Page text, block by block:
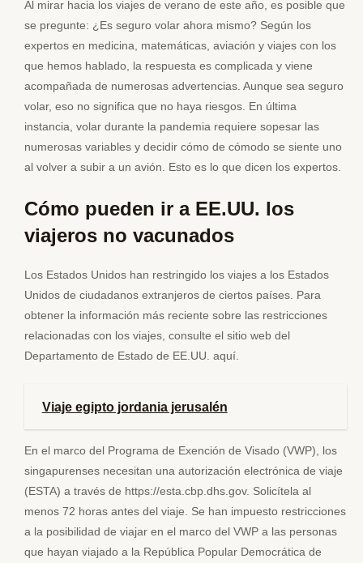
Al mirar hacia los viajes de verano de este año, es posible que
se pregunte: ¿Es seguro volar ahora mismo? Según los
expertos en medicina, matemáticas, aviación y viajes con los
que hemos hablado, la respuesta es complicada y viene
acompañada de numerosas advertencias. Aunque sea seguro
volar, eso no significa que no haya riesgos. En última
instancia, volar durante la pandemia requiere sopesar las
numerosas variables y decidir cómo de cómodo se siente uno
al volver a subir a un avión. Esto es lo que dicen los expertos.
Cómo pueden ir a EE.UU. los
viajeros no vacunados
Los Estados Unidos han restringido los viajes a los Estados
Unidos de ciudadanos extranjeros de ciertos países. Para
obtener la información más reciente sobre las restricciones
relacionadas con los viajes, consulte el sitio web del
Departamento de Estado de EE.UU. aquí.
Viaje egipto jordania jerusalén
En el marco del Programa de Exención de Visado (VWP), los
singapurenses necesitan una autorización electrónica de viaje
(ESTA) a través de https://esta.cbp.dhs.gov. Solicítela al
menos 72 horas antes del viaje. Se han impuesto restricciones
a la posibilidad de viajar en el marco del VWP a las personas
que hayan viajado a la República Popular Democrática de